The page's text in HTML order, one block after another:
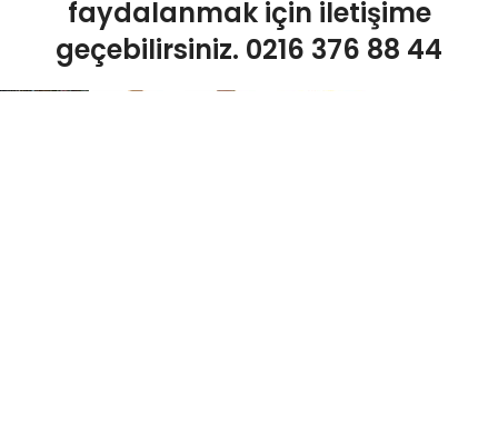
faydalanmak için iletişime
geçebilirsiniz. 0216 376 88 44